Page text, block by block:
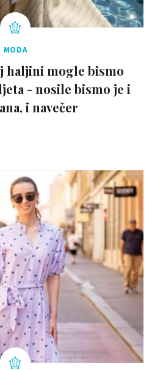
MODA
haljini mogle bismo
- nosile bismo je i
i navečer